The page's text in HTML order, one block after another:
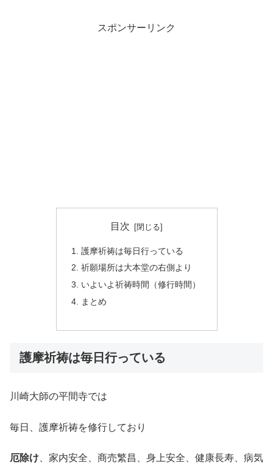
スポンサーリンク
目次
護摩祈祷は毎日行っている
祈願場所は大本堂の右側より
いよいよ祈祷時間（修行時間）
まとめ
護摩祈祷は毎日行っている
川崎大師の平間寺では
毎日、護摩祈祷を修行しており
厄除け 、家内安全、商売繁昌、身上安全、健康長寿、病気